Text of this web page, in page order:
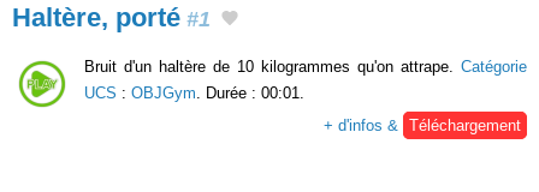
Haltère, porté #1
Bruit d'un haltère de 10 kilogrammes qu'on attrape. Catégorie
UCS : OBJGym . Durée : 00:01.
+ d'infos &
Téléchargement